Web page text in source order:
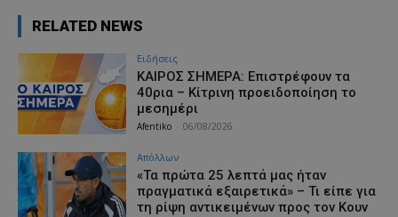
RELATED NEWS
Ειδήσεις
ΚΑΙΡΟΣ ΣΗΜΕΡΑ: Επιστρέφουν τα
40ρια – Κίτρινη προειδοποίηση το
μεσημέρι
Afentiko 06/08/2026
Απόλλων
«Τα πρώτα 25 λεπτά μας ήταν
πραγματικά εξαιρετικά» – Τι είπε για
τη ρίψη αντικειμένων προς τον Κουν